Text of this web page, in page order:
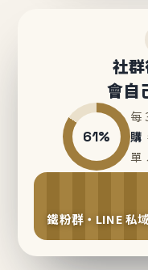
社
會自
61%
每
購
單
鐵粉群・LINE 私